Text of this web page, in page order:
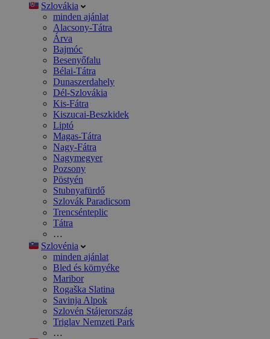
Szlovákia
minden ajánlat
Alacsony-Tátra
Árva
Bajmóc
Besenyőfalu
Bélai-Tátra
Dunaszerdahely
Dél-Szlovákia
Kis-Fátra
Kiszucai-Beszkidek
Liptó
Magas-Tátra
Nagy-Fátra
Nagymegyer
Pozsony
Pöstyén
Stubnyafürdő
Szlovák Paradicsom
Trencsénteplic
Tátra
…
Szlovénia
minden ajánlat
Bled és környéke
Maribor
Rogaška Slatina
Savinja Alpok
Szlovén Stájerország
Triglav Nemzeti Park
…